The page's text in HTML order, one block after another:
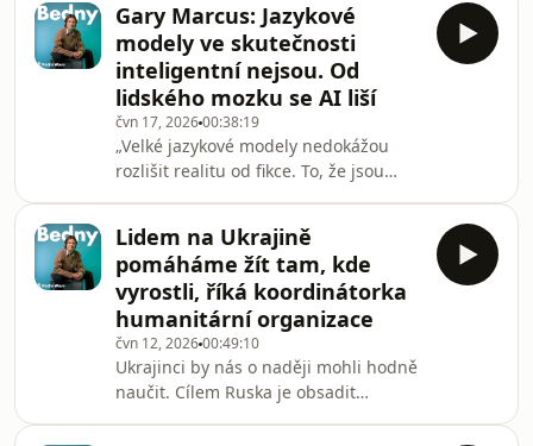
budoucnu se budeme snažit rozlišit
realitu. Věda je důkazem, že lidé z
odlišných kultur i různých politických
přesvědčení dovedou spolupracovat.“
I to říká mladý český vědec ze
Stanfordu Maty Boháček, jehož
modely dnes používají lidé po celém
světě, ať už k detekci
Gary Marcus: Jazykové
modely ve skutečnosti
inteligentní nejsou. Od
lidského mozku se AI liší
čvn 17, 202600:38:19
„Velké jazykové modely nedokážou
rozlišit realitu od fikce. To, že jsou
jako lidský mozek. Z ekonomického
pohledu dost možná představují
bublinu. Mladý člověk, který by
dokázal přijít na to, jak vytvořit
opravdu bezpečnou umělou
inteligenci, by světu velmi pomohl.“ I
to tvrdí Gary Marcus, známý
komentátor a vědec v oblasti kogni
Lidem na Ukrajině
pomáháme žít tam, kde
vyrostli, říká koordinátorka
humanitární organizace
čvn 12, 202600:49:10
Ukrajinci by nás o naději mohli hodně
naučit. Cílem Ruska je obsadit